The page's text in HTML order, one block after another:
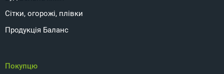
Сітки, огорожі, плівки
Продукція Баланс
Покупцю